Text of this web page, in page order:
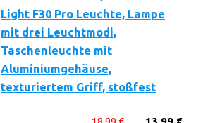
Light F30 Pro Leuchte, Lampe
mit drei Leuchtmodi,
Taschenleuchte mit
Aluminiumgehäuse,
texturiertem Griff, stoßfest